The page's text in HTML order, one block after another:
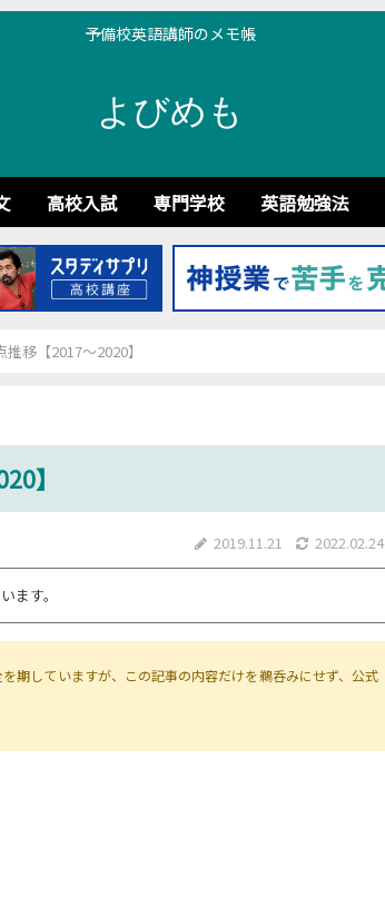
予備校英語講師のメモ帳
よびめも
高校入試 専門学校 英語勉強法
移【2017～2020】
】
2019.11.21 2022.02.24
ます。
期していますが、この記事の内容だけを鵜呑みにせず、公式